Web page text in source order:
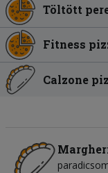
Töltött
Fitness
Calzone